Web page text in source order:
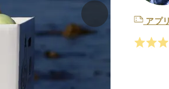
アプ